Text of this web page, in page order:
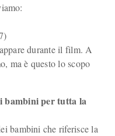
durante il film. A
ma è questo lo scopo
bambini per tutta la
bambini che riferisce la